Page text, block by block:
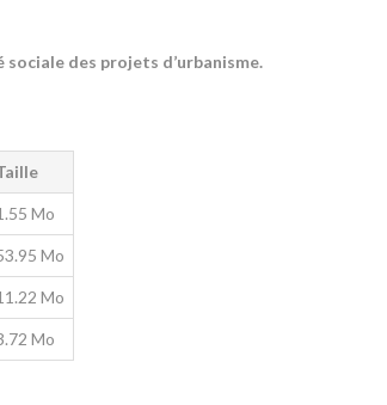
sociale des projets d’urbanisme.
Mo
Mo
Mo
Mo